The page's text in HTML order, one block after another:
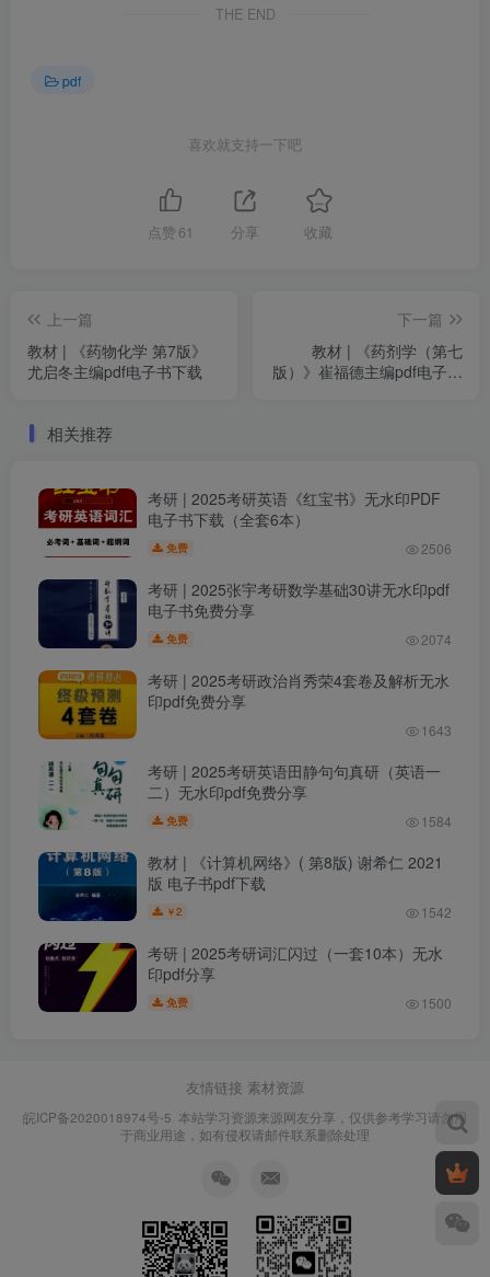
THE END
pdf
喜欢就支持一下吧
点赞 61 分享 收藏
上一篇
教材 | 《药物化学 第7版》
尤启冬主编pdf电子书下载
下一篇
教材 | 《药剂学（第七
版）》崔福德主编pdf电子书
相关推荐
考研 | 2025考研英语《红宝书》无水印PDF
电子书下载（全套6本）
免费 2506
考研 | 2025张宇考研数学基础30讲无水印pdf
电子书免费分享
免费 2074
考研 | 2025考研政治肖秀荣4套卷及解析无水
印pdf免费分享
1643
考研 | 2025考研英语田静句句真研（英语一
二）无水印pdf免费分享
免费 1584
教材 | 《计算机网络》( 第8版) 谢希仁 2021
版 电子书pdf下载
￥2 1542
考研 | 2025考研词汇闪过（一套10本）无水
印pdf分享
免费 1500
友情链接 素材资源
皖ICP备2020018974号-5 本站学习资源来源网友分享，仅供参考学习请勿用
于商业用途，如有侵权请邮件联系删除处理